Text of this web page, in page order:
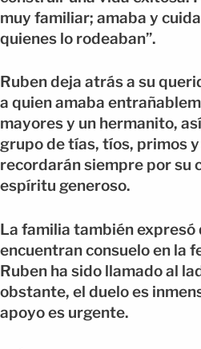
muy familiar; amaba y
quienes lo rodeaban”.
Ruben deja atrás a su
a quien amaba
mayores y un hermanito,
grupo de tías, tíos, primos
recordarán siempre por su
espíritu generoso.
La familia también expresó
encuentran consuelo en la
Ruben ha sido llamado al
obstante, el duelo es
apoyo es urgente.